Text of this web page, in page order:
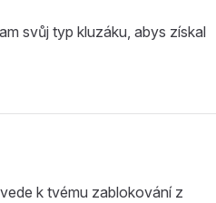
svůj typ kluzáku, abys získal
k tvému zablokování z